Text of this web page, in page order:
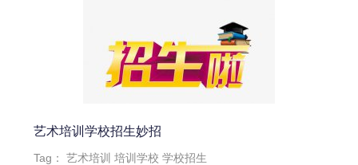
艺术培训学校招生妙招
Tag：艺术培训 培训学校 学校招生